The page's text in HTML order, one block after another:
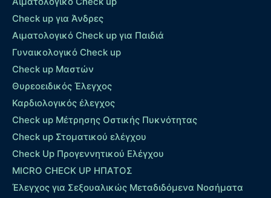
Check up για Άνδρες
Αιματολογικό Check up για Παιδιά
Γυναικολογικό Check up
Check up Μαστών
Θυρεοειδικός Έλεγχος
Καρδιολογικός έλεγχος
Check up Mέτρησης Οστικής Πυκνότητας
Check up Στοματικού ελέγχου
Check Up Προγεννητικού Ελέγχου
MICRO CHECK UP HΠΑΤΟΣ
Έλεγχος για Σεξουαλικώς Μεταδιδόμενα Νοσήματα